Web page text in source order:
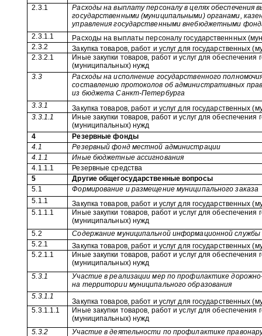
2.3.1
Расходы на выплату персоналу в целях обеспечения
государственными (муниципальными) органами,
управления государственными внебюджетными
2.3.1.1
Расходы на выплаты персоналу государственнных
2.3.2
Закупка товаров, работ и услуг для государственных
2.3.2.1
Иные закупки товаров, работ и услуг для обеспечения
(муниципальных) нужд
3.3
Расходы на исполнение государственного
составлению протоколов об административных
из бюджета Санкт-Петербурга
3.3.1
Закупка товаров, работ и услуг для государственных
3.3.1.1
Иные закупки товаров, работ и услуг для обеспечения
(муниципальных) нужд
4
Резервные фонды
4.1
Резервный фонд местной администрации
4.1.1
Иные бюджетные ассигнования
4.1.1.1
Резервные средства
5
Другие общегосударственные вопросы
5.1
Формирование и размещение муниципального заказа
5.1.1
Закупка товаров, работ и услуг для государственных
5.1.1.1
Иные закупки товаров, работ и услуг для обеспечения
(муниципальных) нужд
5.2
Содержание муниципальной информационной службы
5.2.1
Закупка товаров, работ и услуг для государственных
5.2.1.1
Иные закупки товаров, работ и услуг для обеспечения
(муниципальных) нужд
5.3.1
Участие в реализации мер по профилактике
на территории муниципального образования
5.3.1.1
Закупка товаров, работ и услуг для государственных
5.3.1.1.1
Иные закупки товаров, работ и услуг для обеспечения
(муниципальных) нужд
5.3.2
Участие в деятельности по профилактике